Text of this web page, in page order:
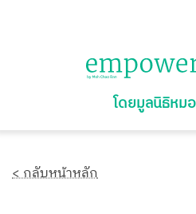
โดยมูลนิธิหม
< กลับหน้าหลัก